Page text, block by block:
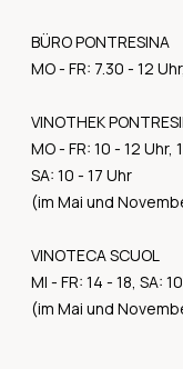
BÜRO PONTRESINA
MO - FR: 7.30 - 12
VINOTHEK
MO - FR: 10 - 12 Uhr,
SA: 10 - 17 Uhr
(im Mai und
VINOTECA SCUOL
MI - FR: 14 - 18, SA:
(im Mai und